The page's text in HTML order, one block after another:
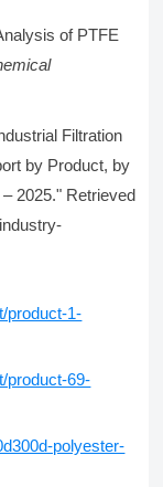
of PTFE
Filtration
by Product, by
2025." Retrieved
product-1-
product-69-
polyester-